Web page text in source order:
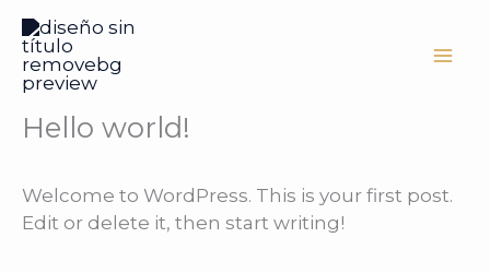
contenido
Hello world!
Welcome to WordPress. This is your first post.
Edit or delete it, then start writing!